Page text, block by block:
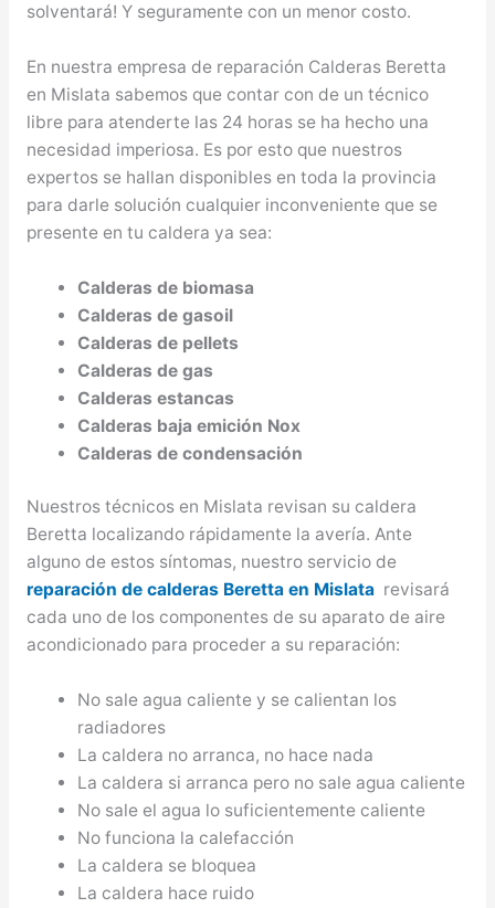
solventará! Y seguramente con un menor costo.
En nuestra empresa de reparación Calderas Beretta
en Mislata sabemos que contar con de un técnico
libre para atenderte las 24 horas se ha hecho una
necesidad imperiosa. Es por esto que nuestros
expertos se hallan disponibles en toda la provincia
para darle solución cualquier inconveniente que se
presente en tu caldera ya sea:
Calderas de biomasa
Calderas de gasoil
Calderas de pellets
Calderas de gas
Calderas estancas
Calderas baja emición Nox
Calderas de condensación
Nuestros técnicos en Mislata revisan su caldera
Beretta localizando rápidamente la avería. Ante
alguno de estos síntomas, nuestro servicio de
reparación de calderas Beretta en Mislata revisará
cada uno de los componentes de su aparato de aire
acondicionado para proceder a su reparación:
No sale agua caliente y se calientan los
radiadores
La caldera no arranca, no hace nada
La caldera si arranca pero no sale agua caliente
No sale el agua lo suficientemente caliente
No funciona la calefacción
La caldera se bloquea
La caldera hace ruido